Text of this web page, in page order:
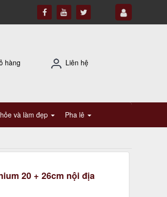
hàng Liên hệ
và làm đẹp Pha lê
20 + 26cm nội địa